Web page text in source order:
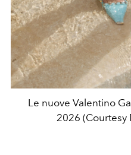
Le nuove Valentino
2026 (Courtesy